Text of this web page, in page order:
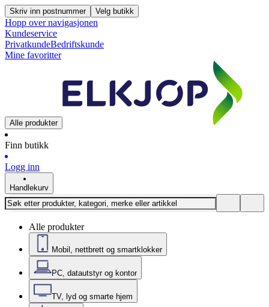
Skriv inn postnummer Velg butikk
Hopp over navigasjonen
Kundeservice
PrivatkundeBedriftskunde
Mine favoritter
Alle produkter
Finn butikk
Logg inn
Handlekurv
Alle produkter
Mobil, nettbrett og smartklokker
PC, datautstyr og kontor
TV, lyd og smarte hjem